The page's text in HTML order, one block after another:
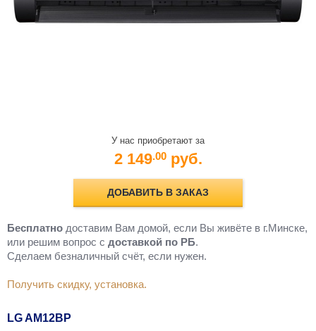
У нас приобретают за
2 149.00 руб.
ДОБАВИТЬ В ЗАКАЗ
Бесплатно доставим Вам домой, если Вы живёте в г.Минске,
или решим вопрос с доставкой по РБ.
Cделаем безналичный счёт, если нужен.
Получить скидку, установка.
LG AM12BP